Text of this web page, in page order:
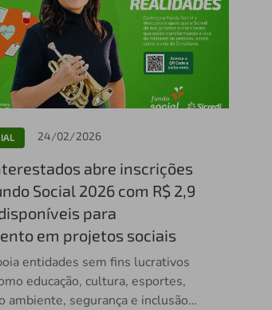
24/02/2026
abre inscrições
Social 2026 com R$ 2,9
para
em projetos sociais
entidades sem fins lucrativos
educação, cultura, esportes,
ambiente, segurança e inclusão